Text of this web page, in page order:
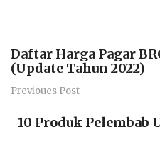
Daftar Harga Pagar
(Update Tahun 2022)
Previoues Post
10 Produk